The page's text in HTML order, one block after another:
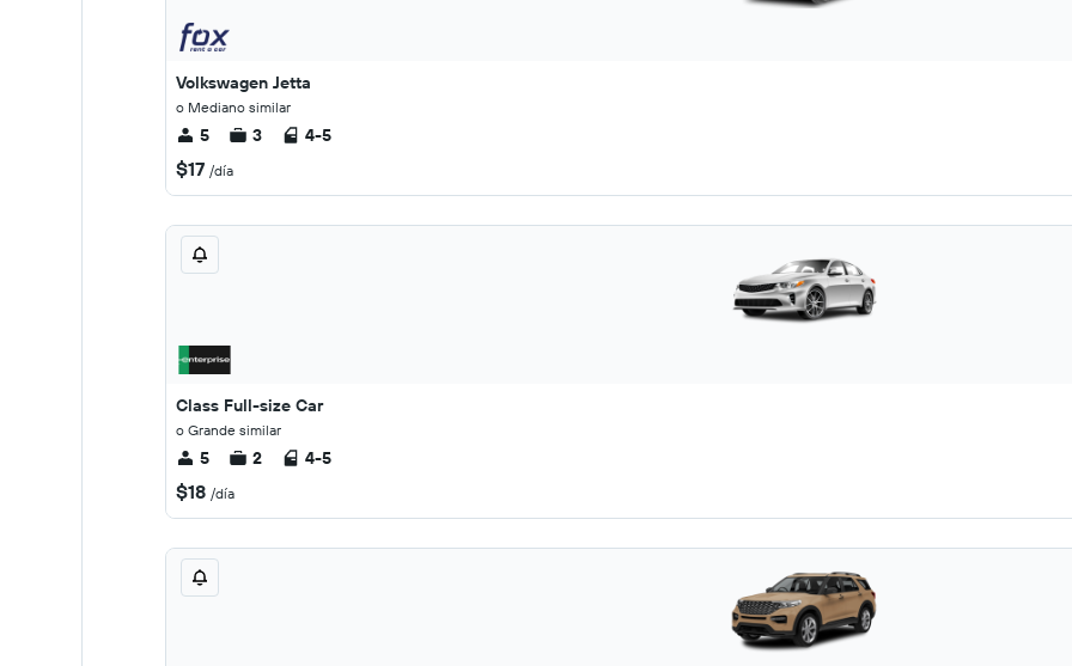
Volkswagen Jetta
o Mediano similar
5 3 4-5
$17 /día
Class Full-size Car
o Grande similar
5 2 4-5
$18 /día